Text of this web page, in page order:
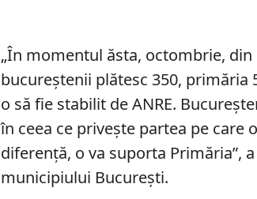
„În momentul ăsta, octombrie, din
bucureştenii plătesc 350, primăria
o să fie stabilit de ANRE.
în ceea ce priveşte partea pe care
diferenţă, o va suporta Primăria”,
municipiului București.